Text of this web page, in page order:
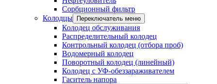
Сорбционный фильтр
Колодцы
Переключатель меню
Колодец обслуживания
Распределительный колодец
Контрольный колодец (отбора проб)
Водомерный колодец
Поворотный колодец (линейный)
Колодец с УФ-обеззараживателем
Гаситель напора